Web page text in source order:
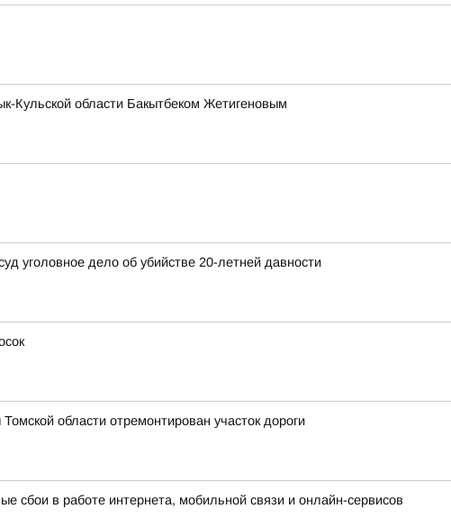
Кульской области Бакытбеком Жетигеновым
уголовное дело об убийстве 20-летней давности
области отремонтирован участок дороги
сбои в работе интернета, мобильной связи и онлайн-сервисов